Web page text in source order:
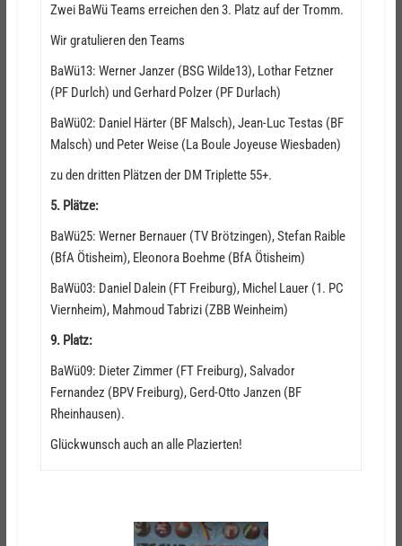
Zwei BaWü Teams erreichen den 3. Platz auf der Tromm.
Wir gratulieren den Teams
BaWü13: Werner Janzer (BSG Wilde13), Lothar Fetzner
(PF Durlch) und Gerhard Polzer (PF Durlach)
BaWü02: Daniel Härter (BF Malsch), Jean-Luc Testas (BF
Malsch) und Peter Weise (La Boule Joyeuse Wiesbaden)
zu den dritten Plätzen der DM Triplette 55+.
5. Plätze:
BaWü25: Werner Bernauer (TV Brötzingen), Stefan Raible
(BfA Ötisheim), Eleonora Boehme (BfA Ötisheim)
BaWü03: Daniel Dalein (FT Freiburg), Michel Lauer (1. PC
Viernheim), Mahmoud Tabrizi (ZBB Weinheim)
9. Platz:
BaWü09: Dieter Zimmer (FT Freiburg), Salvador
Fernandez (BPV Freiburg), Gerd-Otto Janzen (BF
Rheinhausen).
Glückwunsch auch an alle Plazierten!